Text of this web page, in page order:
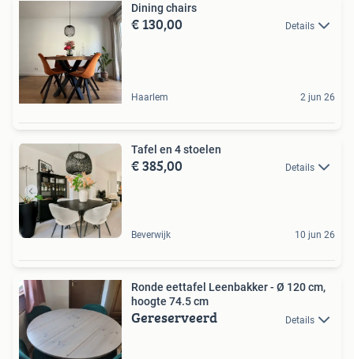
Dining chairs
€ 130,00 Details
Haarlem 2 jun 26
Tafel en 4 stoelen
€ 385,00 Details
Beverwijk 10 jun 26
Ronde eettafel Leenbakker - Ø 120 cm,
hoogte 74.5 cm
Gereserveerd Details